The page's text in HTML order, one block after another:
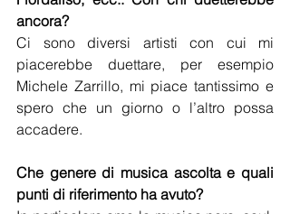
ancora?
Ci sono diversi artisti con cui mi
piacerebbe duettare, per esempio
Michele Zarrillo, mi piace tantissimo e
spero che un giorno o l’altro possa
accadere.
Che genere di musica ascolta e quali
punti di riferimento ha avuto?